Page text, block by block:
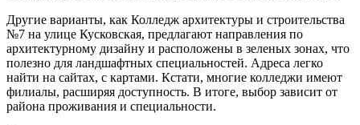
Другие варианты, как Колледж архитектуры и строительства
№7 на улице Кусковская, предлагают направления по
архитектурному дизайну и расположены в зеленых зонах, что
полезно для ландшафтных специальностей. Адреса легко
найти на сайтах, с картами. Кстати, многие колледжи имеют
филиалы, расширяя доступность. В итоге, выбор зависит от
района проживания и специальности.